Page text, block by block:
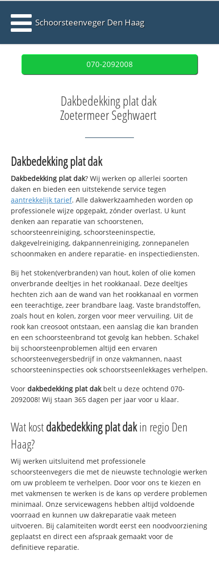
Schoorsteenveger Den Haag
070-2092008
Dakbedekking plat dak
Zoetermeer Seghwaert
Dakbedekking plat dak
Dakbedekking plat dak? Wij werken op allerlei soorten
daken en bieden een uitstekende service tegen
aantrekkelijk tarief. Alle dakwerkzaamheden worden op
professionele wijze opgepakt, zónder overlast. U kunt
denken aan reparatie van schoorstenen,
schoorsteenreiniging, schoorsteeninspectie,
dakgevelreiniging, dakpannenreiniging, zonnepanelen
schoonmaken en andere reparatie- en inspectiediensten.
Bij het stoken(verbranden) van hout, kolen of olie komen
onverbrande deeltjes in het rookkanaal. Deze deeltjes
hechten zich aan de wand van het rookkanaal en vormen
een teerachtige, zeer brandbare laag. Vaste brandstoffen,
zoals hout en kolen, zorgen voor meer vervuiling. Uit de
rook kan creosoot ontstaan, een aanslag die kan branden
en een schoorsteenbrand tot gevolg kan hebben. Schakel
bij schoorsteenproblemen altijd een ervaren
schoorsteenvegersbedrijf in onze vakmannen, naast
schoorsteeninspecties ook schoorstseenlekkages verhelpen.
Voordakbedekking plat dakbelt u deze ochtend 070-
2092008! Wij staan 365 dagen per jaar voor u klaar.
Wat kostdakbedekking plat dakin regio Den
Haag?
Wij werken uitsluitend met professionele
schoorsteenvegers die met de nieuwste technologie werken
om uw probleem te verhelpen. Door voor ons te kiezen en
met vakmensen te werken is de kans op verdere problemen
minimaal. Onze servicewagens hebben altijd voldoende
voorraad en kunnen uw dakreparatie vaak meteen
uitvoeren. Bij calamiteiten wordt eerst een noodvoorziening
geplaatst en direct een afspraak gemaakt voor de
definitieve reparatie.